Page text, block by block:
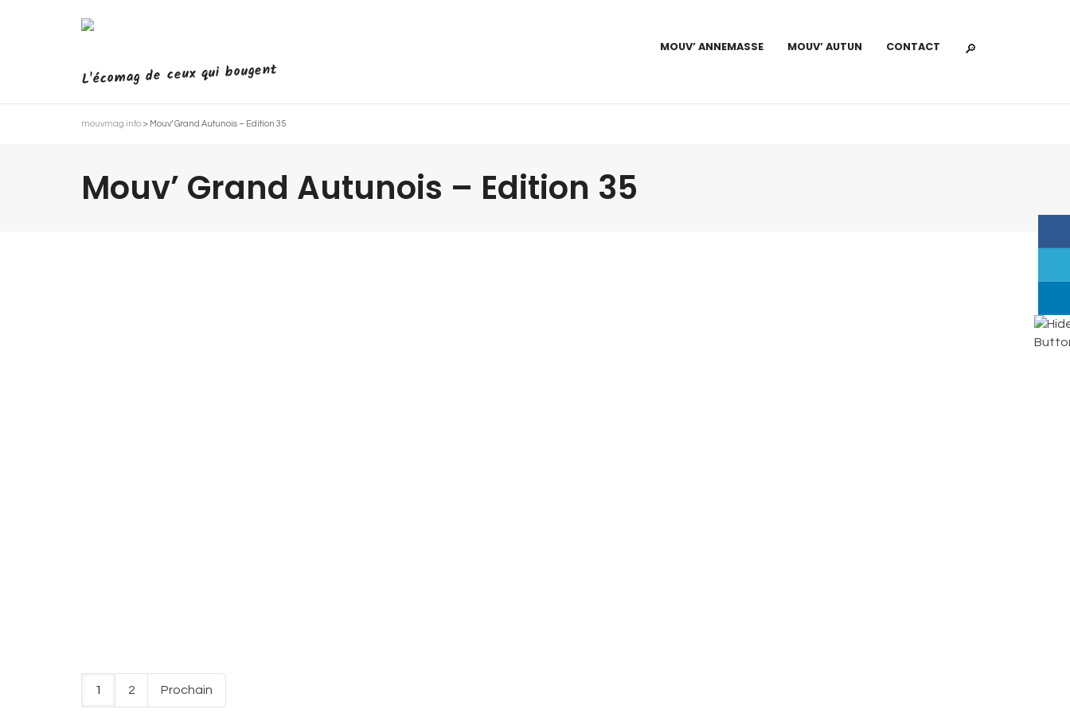
L'écomag de ceux qui bougent
MOUV’ ANNEMASSE MOUV’ AUTUN CONTACT
mouvmag.info > Mouv’ Grand Autunois – Edition 35
Mouv’ Grand Autunois – Edition 35
1 2 Prochain